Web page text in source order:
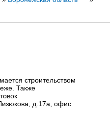
строительством
Также
д.17а, офис